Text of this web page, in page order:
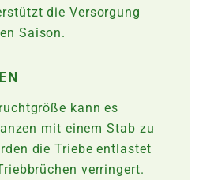
die Versorgung
Saison.
kann es
mit einem Stab zu
die Triebe entlastet
verringert.